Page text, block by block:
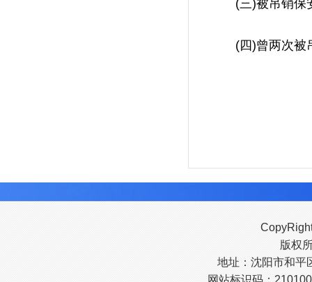
(三)被吊销保
(四)曾两次被
版权
地址：沈阳市和平
网站标识码：